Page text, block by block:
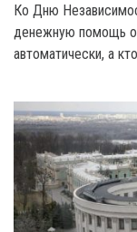
Ко Дню
денежную помощь
автоматически, а